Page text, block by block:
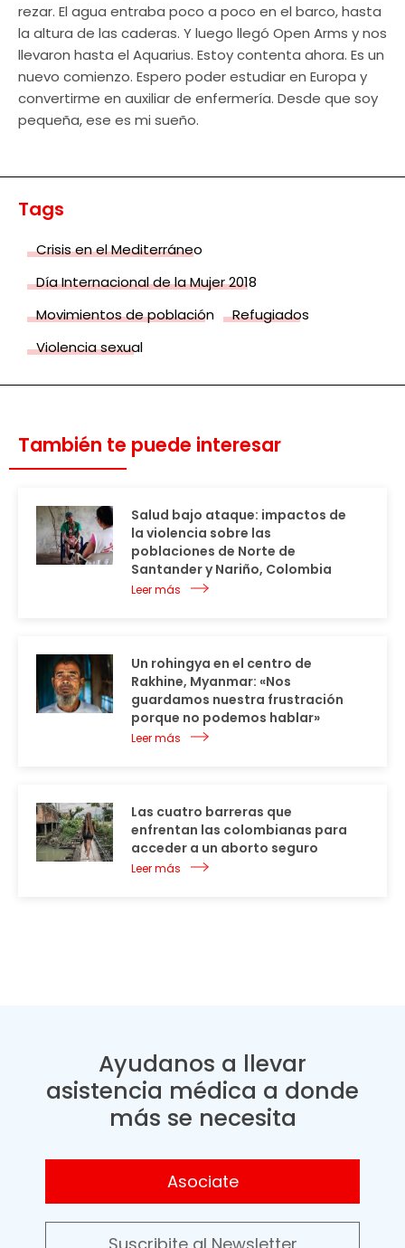
rezar. El agua entraba poco a poco en el barco, hasta
la altura de las caderas. Y luego llegó Open Arms y nos
llevaron hasta el Aquarius. Estoy contenta ahora. Es un
nuevo comienzo. Espero poder estudiar en Europa y
convertirme en auxiliar de enfermería. Desde que soy
pequeña, ese es mi sueño.
Tags
Crisis en el Mediterráneo
Día Internacional de la Mujer 2018
Movimientos de población
Refugiados
Violencia sexual
También te puede interesar
Salud bajo ataque: impactos de
la violencia sobre las
poblaciones de Norte de
Santander y Nariño, Colombia
Leer más
Un rohingya en el centro de
Rakhine, Myanmar: «Nos
guardamos nuestra frustración
porque no podemos hablar»
Leer más
Las cuatro barreras que
enfrentan las colombianas para
acceder a un aborto seguro
Leer más
Ayudanos a llevar
asistencia médica a donde
más se necesita
Asociate
Suscribite al Newsletter